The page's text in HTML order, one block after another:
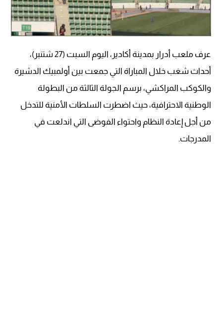
عرف ملعب أدرار بمدينة أكادير، اليوم السبت (27 شتنبر)،
أحداث شغب خلال المباراة التي جمعت بين أولمبيك الدشيرة
والكوكب المراكشي، برسم الجولة الثالثة من البطولة
الوطنية الاحترافية، حيث اضطرت السلطات الأمنية للتدخل
من أجل إعادة النظام واحتواء الفوضى التي اندلعت في
المدرجات.